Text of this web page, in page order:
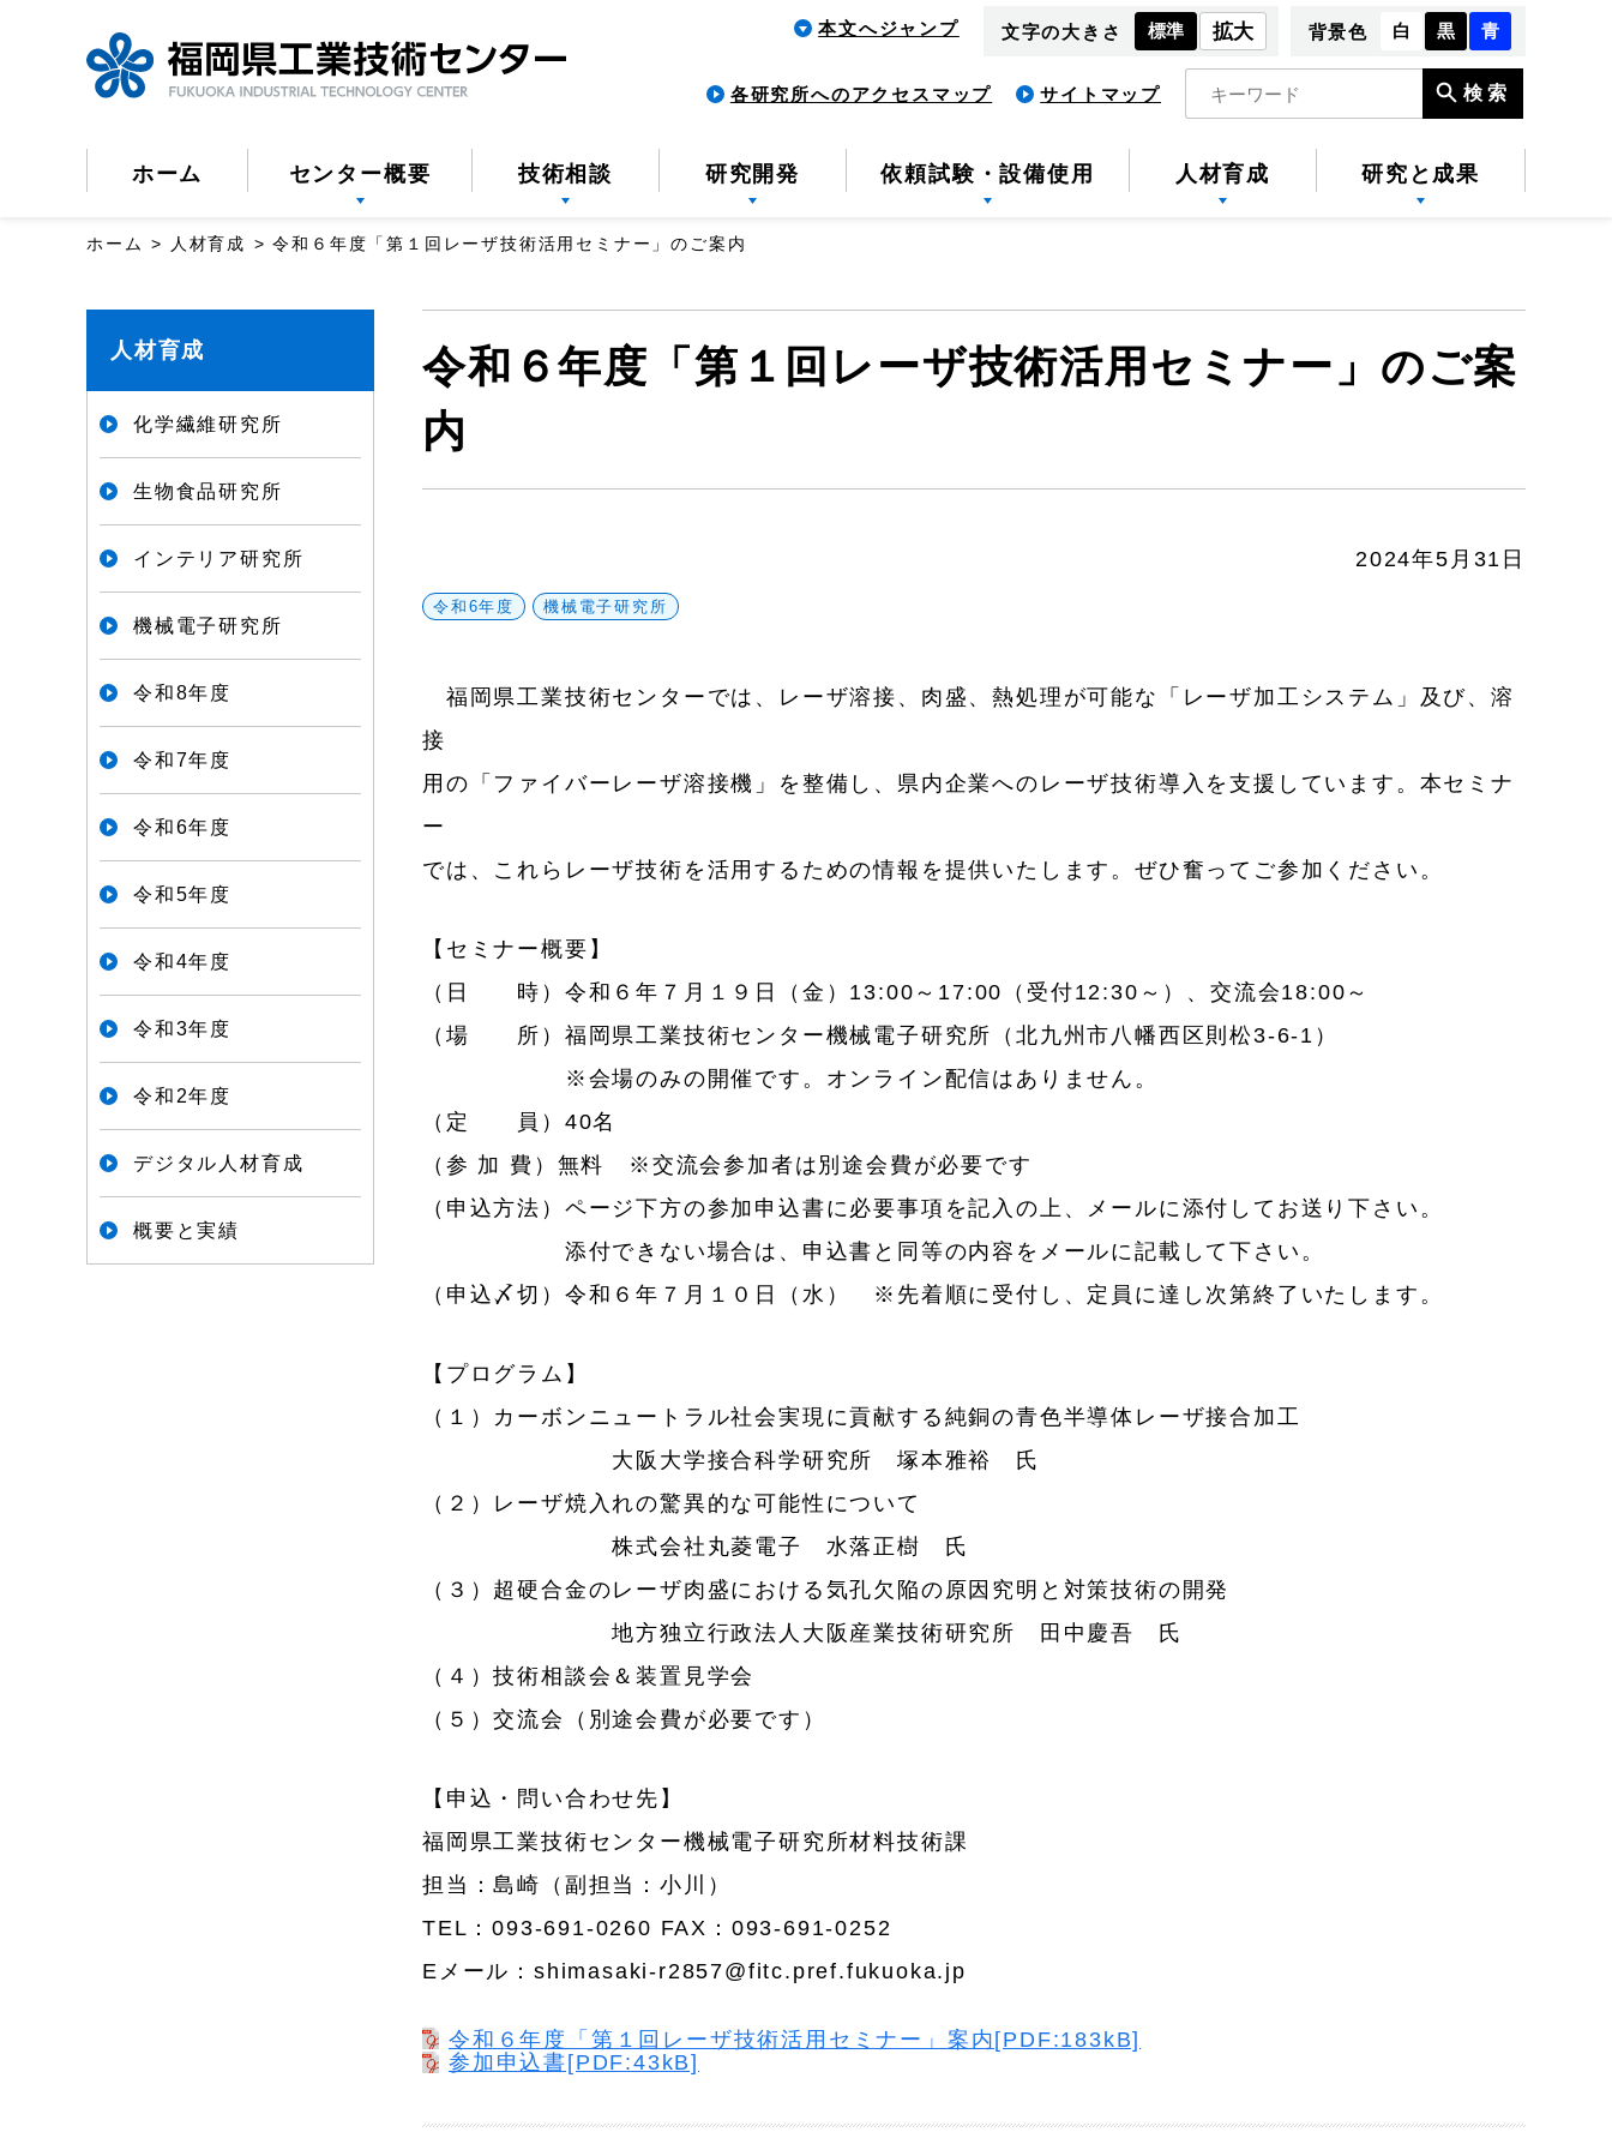
本文へジャンプ 文字の大きさ 標準 拡大 背景色 白 黒 青
各研究所へのアクセスマップ サイトマップ 検索
ホーム センター概要 技術相談 研究開発 依頼試験・設備使用 人材育成 研究と成果
ホーム 人材育成 令和６年度「第１回レーザ技術活用セミナー」のご案内
こ
か
で
令和６年度「第１回レーザ技術活用セミナー」のご案
内
2024年5月31日
令和6年度 機械電子研究所
福岡県工業技術センターでは、レーザ溶接、肉盛、熱処理が可能な「レーザ加工システム」及び、溶
接
用の「ファイバーレーザ溶接機」を整備し、県内企業へのレーザ技術導入を支援しています。本セミナ
ー
では、これらレーザ技術を活用するための情報を提供いたします。ぜひ奮ってご参加ください。
【セミナー概要】
（日 時）令和６年７月１９日（金）13:00～17:00（受付12:30～）、交流会18:00～
（場 所）福岡県工業技術センター機械電子研究所（北九州市八幡西区則松3-6-1）
※会場のみの開催です。オンライン配信はありません。
（定 員）40名
（参 加 費）無料 ※交流会参加者は別途会費が必要です
（申込方法）ページ下方の参加申込書に必要事項を記入の上、メールに添付してお送り下さい。
添付できない場合は、申込書と同等の内容をメールに記載して下さい。
（申込〆切）令和６年７月１０日（水） ※先着順に受付し、定員に達し次第終了いたします。
【プログラム】
（１）カーボンニュートラル社会実現に貢献する純銅の青色半導体レーザ接合加工
大阪大学接合科学研究所 塚本雅裕 氏
（２）レーザ焼入れの驚異的な可能性について
株式会社丸菱電子 水落正樹 氏
（３）超硬合金のレーザ肉盛における気孔欠陥の原因究明と対策技術の開発
地方独立行政法人大阪産業技術研究所 田中慶吾 氏
（４）技術相談会＆装置見学会
（５）交流会（別途会費が必要です）
【申込・問い合わせ先】
福岡県工業技術センター機械電子研究所材料技術課
担当：島崎（副担当：小川）
TEL：093-691-0260 FAX：093-691-0252
Eメール：shimasaki-r2857@fitc.pref.fukuoka.jp
令和６年度「第１回レーザ技術活用セミナー」案内[PDF:183kB]
参加申込書[PDF:43kB]
人材育成
化学繊維研究所
生物食品研究所
インテリア研究所
機械電子研究所
令和8年度
令和7年度
令和6年度
令和5年度
令和4年度
令和3年度
令和2年度
デジタル人材育成
概要と実績